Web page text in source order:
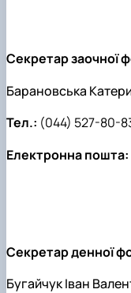
Секретар заочної
Барановська
Тел.: (044) 527-80-
Електронна пошта:
Cекретар денної
Бугайчук Іван